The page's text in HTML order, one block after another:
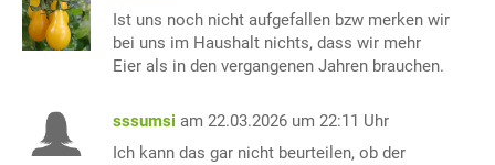
Ist uns noch nicht aufgefallen bzw merken wir
bei uns im Haushalt nichts, dass wir mehr
Eier als in den vergangenen Jahren brauchen.
sssumsi am 22.03.2026 um 22:11 Uhr
Ich kann das gar nicht beurteilen, ob der